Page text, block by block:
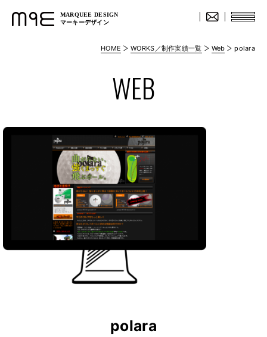
MARQUEE DESIGN
マーキーデザイン
HOME WORKS／制作実績一覧 Web polara
WEB
polara